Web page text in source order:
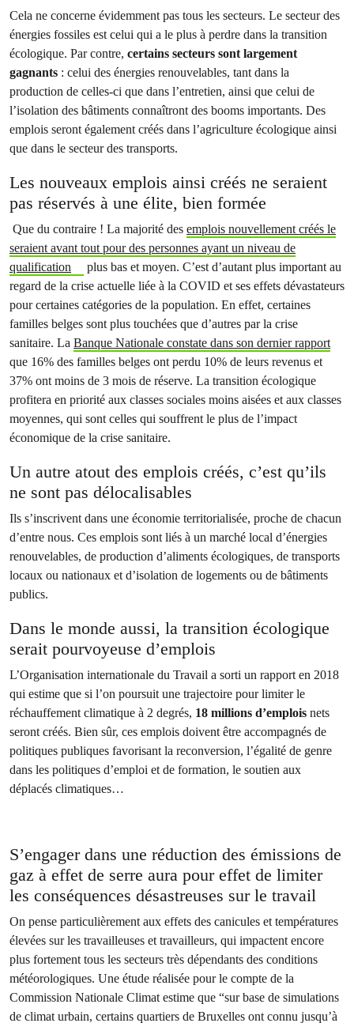
Cela ne concerne évidemment pas tous les secteurs. Le secteur des
énergies fossiles est celui qui a le plus à perdre dans la transition
écologique. Par contre, certains secteurs sont largement
gagnants : celui des énergies renouvelables, tant dans la
production de celles-ci que dans l’entretien, ainsi que celui de
l’isolation des bâtiments connaîtront des booms importants. Des
emplois seront également créés dans l’agriculture écologique ainsi
que dans le secteur des transports.
Les nouveaux emplois ainsi créés ne seraient
pas réservés à une élite, bien formée
Que du contraire ! La majorité des emplois nouvellement créés le
seraient avant tout pour des personnes ayant un niveau de
qualification
plus bas et moyen. C’est d’autant plus important au
regard de la crise actuelle liée à la COVID et ses effets dévastateurs
pour certaines catégories de la population. En effet, certaines
familles belges sont plus touchées que d’autres par la crise
sanitaire. La Banque Nationale constate dans son dernier rapport
que 16% des familles belges ont perdu 10% de leurs revenus et
37% ont moins de 3 mois de réserve. La transition écologique
profitera en priorité aux classes sociales moins aisées et aux classes
moyennes, qui sont celles qui souffrent le plus de l’impact
économique de la crise sanitaire.
Un autre atout des emplois créés, c’est qu’ils
ne sont pas délocalisables
Ils s’inscrivent dans une économie territorialisée, proche de chacun
d’entre nous. Ces emplois sont liés à un marché local d’énergies
renouvelables, de production d’aliments écologiques, de transports
locaux ou nationaux et d’isolation de logements ou de bâtiments
publics.
Dans le monde aussi, la transition écologique
serait pourvoyeuse d’emplois
L’Organisation internationale du Travail a sorti un rapport en 2018
qui estime que si l’on poursuit une trajectoire pour limiter le
réchauffement climatique à 2 degrés, 18 millions d’emplois nets
seront créés. Bien sûr, ces emplois doivent être accompagnés de
politiques publiques favorisant la reconversion, l’égalité de genre
dans les politiques d’emploi et de formation, le soutien aux
déplacés climatiques…
S’engager dans une réduction des émissions de
gaz à effet de serre aura pour effet de limiter
les conséquences désastreuses sur le travail
On pense particulièrement aux effets des canicules et températures
élevées sur les travailleuses et travailleurs, qui impactent encore
plus fortement tous les secteurs très dépendants des conditions
météorologiques. Une étude réalisée pour le compte de la
Commission Nationale Climat estime que “sur base de simulations
de climat urbain, certains quartiers de Bruxelles ont connu jusqu’à